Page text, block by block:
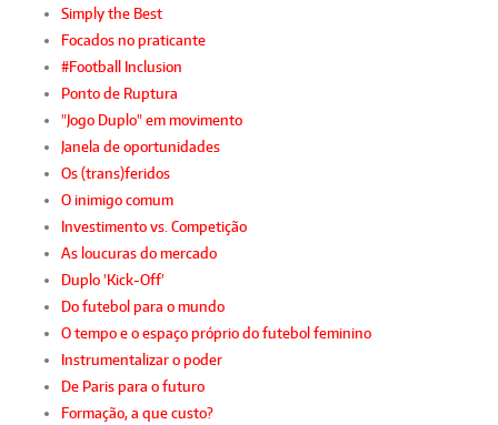
Simply the Best
Focados no praticante
#Football Inclusion
Ponto de Ruptura
"Jogo Duplo" em movimento
Janela de oportunidades
Os (trans)feridos
O inimigo comum
Investimento vs. Competição
As loucuras do mercado
Duplo 'Kick-Off'
Do futebol para o mundo
O tempo e o espaço próprio do futebol feminino
Instrumentalizar o poder
De Paris para o futuro
Formação, a que custo?